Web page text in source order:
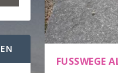
FUSSWEGE